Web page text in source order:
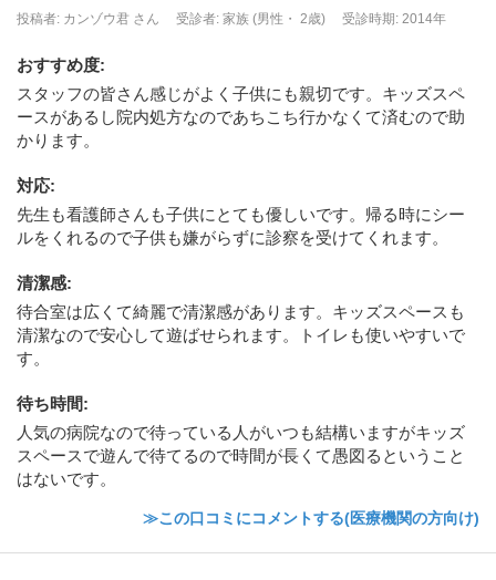
投稿者: カンゾウ君 さん
受診者: 家族 (男性・ 2歳) 受診時期: 2014年
おすすめ度:
スタッフの皆さん感じがよく子供にも親切です。キッズスペ
ースがあるし院内処方なのであちこち行かなくて済むので助
かります。
対応:
先生も看護師さんも子供にとても優しいです。帰る時にシー
ルをくれるので子供も嫌がらずに診察を受けてくれます。
清潔感:
待合室は広くて綺麗で清潔感があります。キッズスペースも
清潔なので安心して遊ばせられます。トイレも使いやすいで
す。
待ち時間:
人気の病院なので待っている人がいつも結構いますがキッズ
スペースで遊んで待てるので時間が長くて愚図るということ
はないです。
≫この口コミにコメントする(医療機関の方向け)